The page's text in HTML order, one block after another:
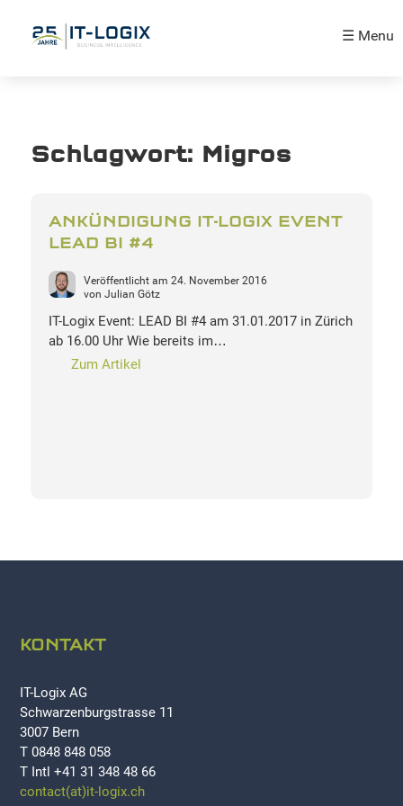
☰ Menu
Schlagwort: Migros
ANKÜNDIGUNG IT-LOGIX EVENT
LEAD BI #4
Veröffentlicht am 24. November 2016
von Julian Götz
IT-Logix Event: LEAD BI #4 am 31.01.2017 in Zürich
ab 16.00 Uhr Wie bereits im…
Zum Artikel
KONTAKT
IT-Logix AG
Schwarzenburgstrasse 11
3007 Bern
T 0848 848 058
T Intl +41 31 348 48 66
contact(at)it-logix.ch